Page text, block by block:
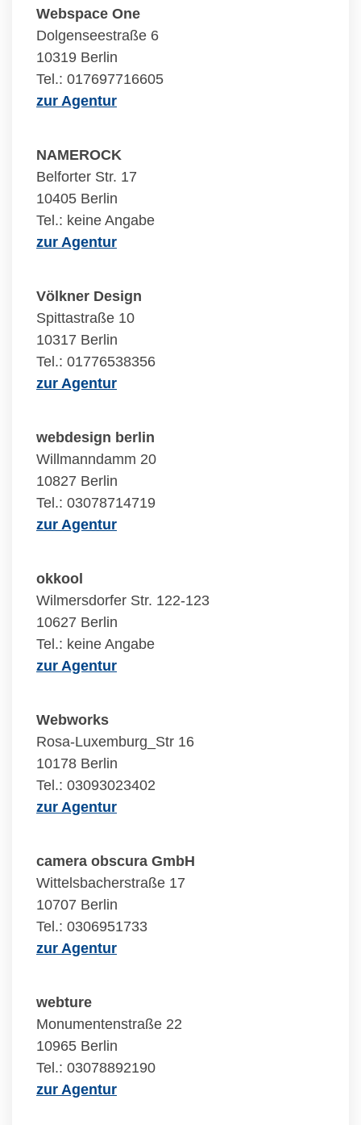
Webspace One
Dolgenseestraße 6
10319 Berlin
Tel.: 017697716605
zur Agentur
NAMEROCK
Belforter Str. 17
10405 Berlin
Tel.: keine Angabe
zur Agentur
Völkner Design
Spittastraße 10
10317 Berlin
Tel.: 01776538356
zur Agentur
webdesign berlin
Willmanndamm 20
10827 Berlin
Tel.: 03078714719
zur Agentur
okkool
Wilmersdorfer Str. 122-123
10627 Berlin
Tel.: keine Angabe
zur Agentur
Webworks
Rosa-Luxemburg_Str 16
10178 Berlin
Tel.: 03093023402
zur Agentur
camera obscura GmbH
Wittelsbacherstraße 17
10707 Berlin
Tel.: 0306951733
zur Agentur
webture
Monumentenstraße 22
10965 Berlin
Tel.: 03078892190
zur Agentur